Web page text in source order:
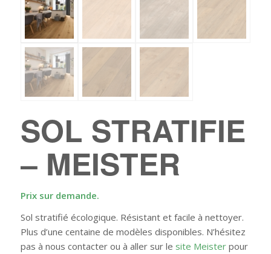
SOL STRATIFIE
– MEISTER
Prix sur demande.
Sol stratifié écologique. Résistant et facile à nettoyer.
Plus d’une centaine de modèles disponibles. N’hésitez
pas à nous contacter ou à aller sur le site Meisterpour